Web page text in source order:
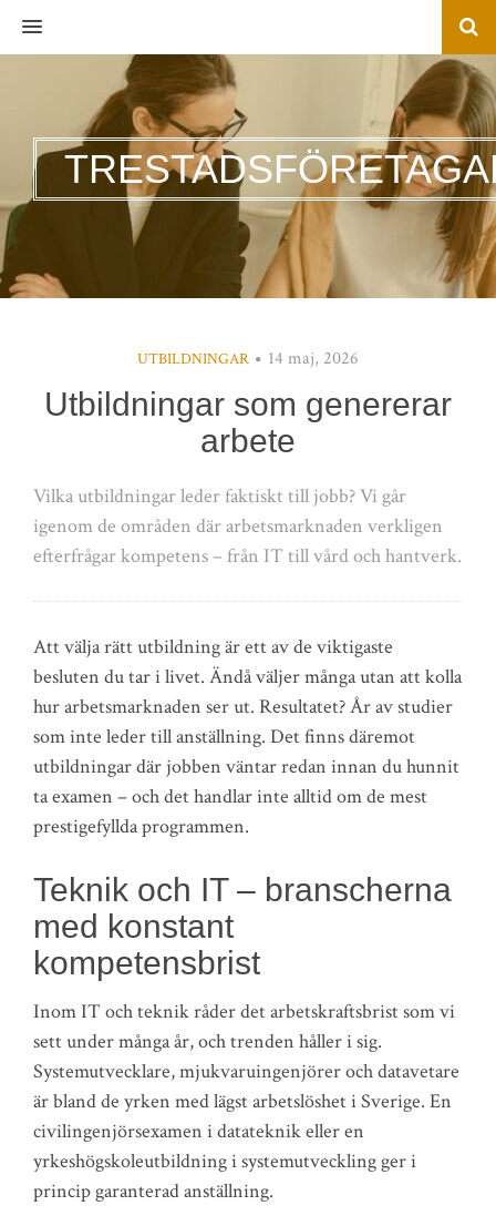
MENU
UTBILDNINGAR 14 maj, 2026
Utbildningar som genererar
arbete
Vilka utbildningar leder faktiskt till jobb? Vi går
igenom de områden där arbetsmarknaden verkligen
efterfrågar kompetens – från IT till vård och hantverk.
Att välja rätt utbildning är ett av de viktigaste
besluten du tar i livet. Ändå väljer många utan att kolla
hur arbetsmarknaden ser ut. Resultatet? År av studier
som inte leder till anställning. Det finns däremot
utbildningar där jobben väntar redan innan du hunnit
ta examen – och det handlar inte alltid om de mest
prestigefyllda programmen.
Teknik och IT – branscherna
med konstant
kompetensbrist
Inom IT och teknik råder det arbetskraftsbrist som vi
sett under många år, och trenden håller i sig.
Systemutvecklare, mjukvaruingenjörer och datavetare
är bland de yrken med lägst arbetslöshet i Sverige. En
civilingenjörsexamen i datateknik eller en
yrkeshögskoleutbildning i systemutveckling ger i
princip garanterad anställning.